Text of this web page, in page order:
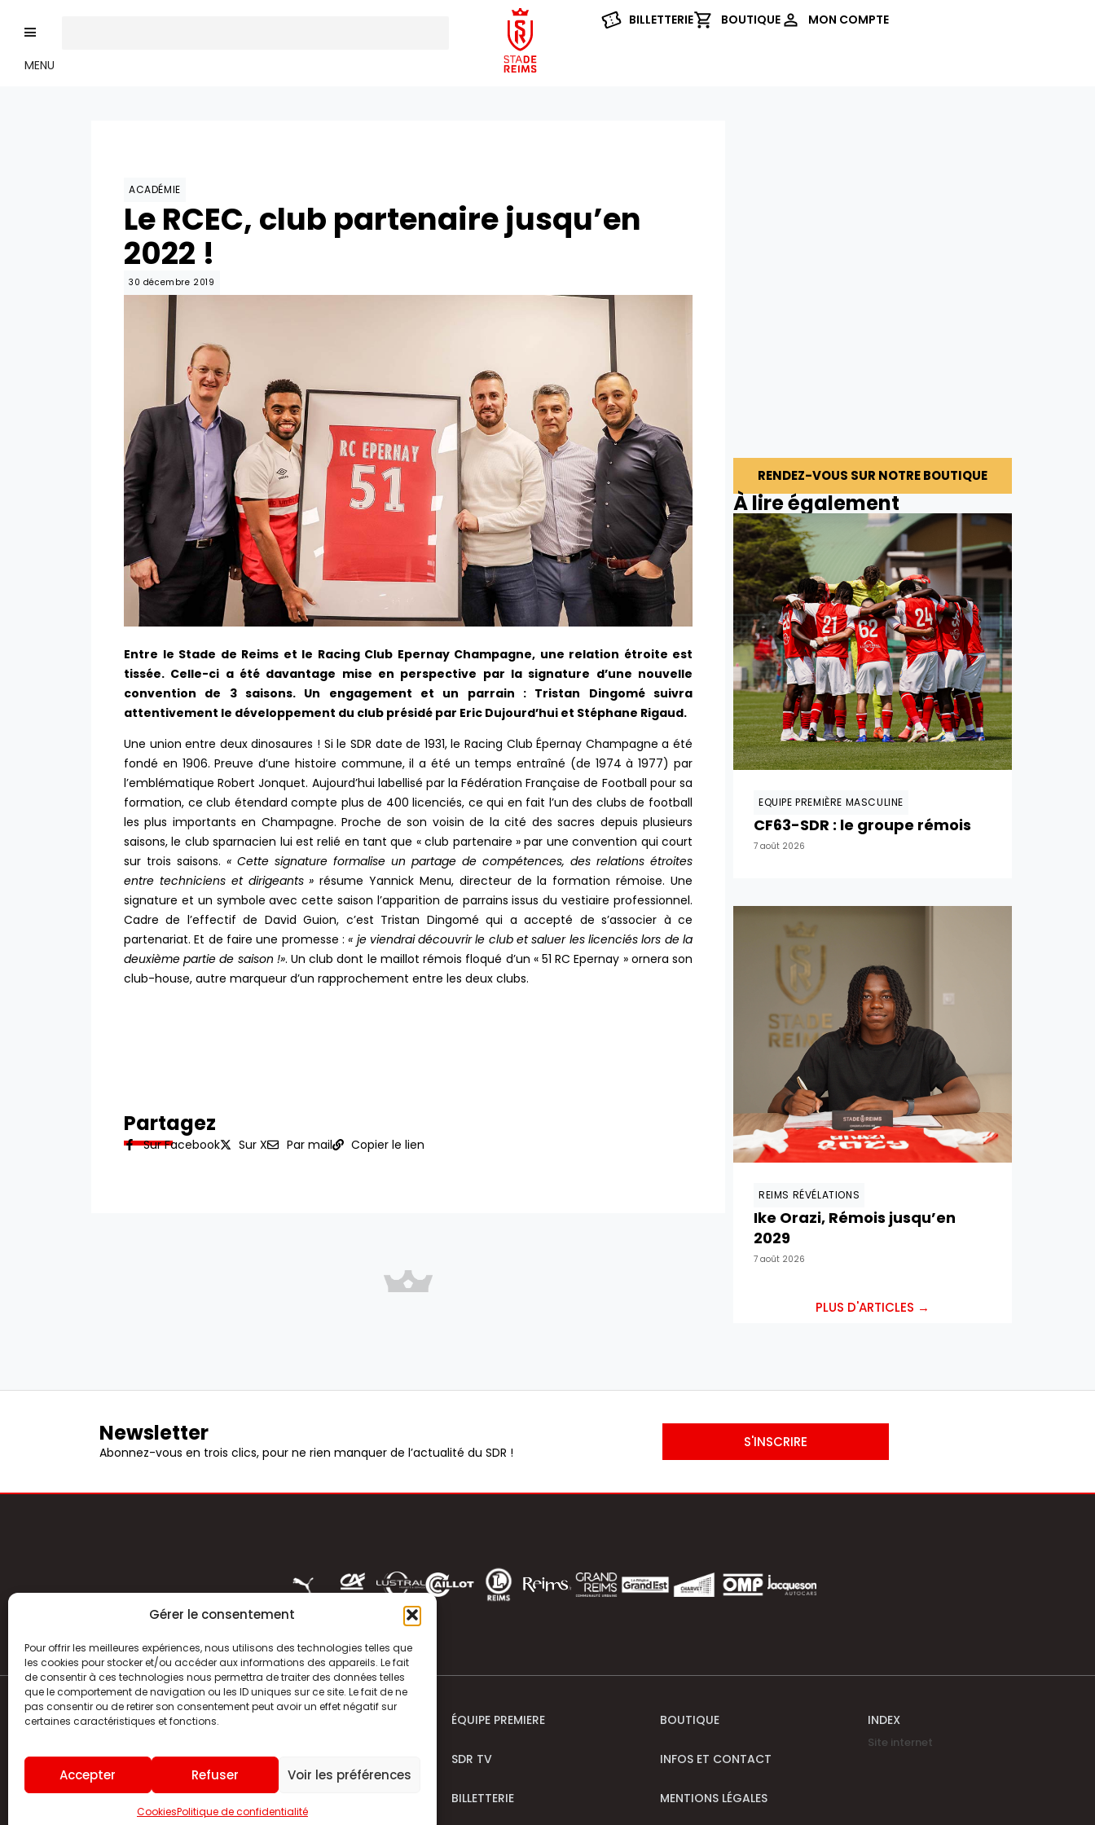
Gérer le consentement
Pour offrir les meilleures expériences, nous utilisons des technologies telles que
les cookies pour stocker et/ou accéder aux informations des appareils. Le fait
de consentir à ces technologies nous permettra de traiter des données telles
que le comportement de navigation ou les ID uniques sur ce site. Le fait de ne
pas consentir ou de retirer son consentement peut avoir un effet négatif sur
certaines caractéristiques et fonctions.
Accepter Refuser Voir les préférences
CookiesPolitique de confidentialité
MENU
BILLETTERIE BOUTIQUE MON COMPTE
ACADÉMIE
Le RCEC, club partenaire jusqu’en
2022 !
30 décembre 2019
Entre le Stade de Reims et le Racing Club Epernay Champagne, une relation étroite est
tissée. Celle-ci a été davantage mise en perspective par la signature d’une nouvelle
convention de 3 saisons. Un engagement et un parrain : Tristan Dingomé suivra
attentivement le développement du club présidé par Eric Dujourd’hui et Stéphane Rigaud.
Une union entre deux dinosaures ! Si le SDR date de 1931, le Racing Club Épernay Champagne a été
fondé en 1906. Preuve d’une histoire commune, il a été un temps entraîné (de 1974 à 1977) par
l’emblématique Robert Jonquet. Aujourd’hui labellisé par la Fédération Française de Football pour sa
formation, ce club étendard compte plus de 400 licenciés, ce qui en fait l’un des clubs de football
les plus importants en Champagne. Proche de son voisin de la cité des sacres depuis plusieurs
saisons, le club sparnacien lui est relié en tant que « club partenaire » par une convention qui court
sur trois saisons. « Cette signature formalise un partage de compétences, des relations étroites
entre techniciens et dirigeants » résume Yannick Menu, directeur de la formation rémoise. Une
signature et un symbole avec cette saison l’apparition de parrains issus du vestiaire professionnel.
Cadre de l’effectif de David Guion, c’est Tristan Dingomé qui a accepté de s’associer à ce
partenariat. Et de faire une promesse :« je viendrai découvrir le club et saluer les licenciés lors de la
deuxième partie de saison !». Un club dont le maillot rémois floqué d’un « 51 RC Epernay » ornera son
club-house, autre marqueur d’un rapprochement entre les deux clubs.
Partagez
Sur Facebook Sur X Par mail Copier le lien
RENDEZ-VOUS SUR NOTRE BOUTIQUE
À lire également
EQUIPE PREMIÈRE MASCULINE
CF63-SDR : le groupe rémois
7 août 2026
REIMS RÉVÉLATIONS
Ike Orazi, Rémois jusqu’en
2029
7 août 2026
PLUS D'ARTICLES →
Newsletter
Abonnez-vous en trois clics, pour ne rien manquer de l’actualité du SDR !
S'INSCRIRE
HISTOIRE
CLUB
ÉQUIPE PREMIERE
SDR TV
BILLETTERIE
BOUTIQUE
INFOS ET CONTACT
MENTIONS LÉGALES
INDEX
Site internet